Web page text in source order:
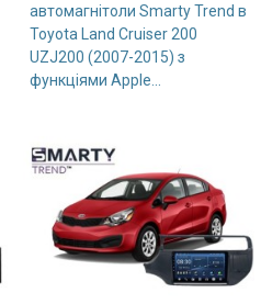
автомагнітоли Smarty Trend в
Toyota Land Cruiser 200
UZJ200 (2007-2015) з
функціями Apple...